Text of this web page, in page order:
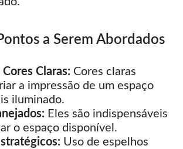
a Serem Abordados
Cores Claras: Cores claras
a impressão de um espaço
iluminado.
Eles são indispensáveis
o espaço disponível.
Uso de espelhos